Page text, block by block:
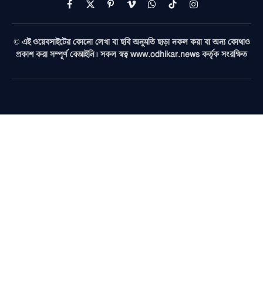
Facebook
X
(Twitter)
PinterestVimeoWhatsAppTikTokInstagram
© এই ওয়েবসাইটের কোনো লেখা বা ছবি অনুমতি ছাড়া নকল করা বা অন্য কোথাও
প্রকাশ করা সম্পূর্ণ বেআইনি। সকল স্বত্ব www.odhikar.news কর্তৃক সংরক্ষিত